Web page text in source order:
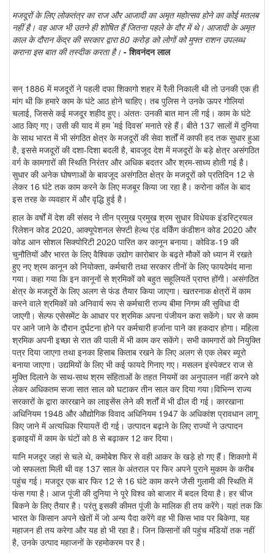
मजदूरों के लिए लोकतंत्र का राज और आजादी का अमृत महोत्सव होने का कोई मतलब
नहीं है। वह आज भी उतने ही शोषित हैं जितना पहले के दौर में थे। आजादी के अमृत
काल के दौरान केंद्र की सरकार द्वारा 80 करोड़ को लोगों को मुफ्त राशन उपलब्ध
कराना इस बात की तस्दीक करता है। - शिवनंदन लाल
सन् 1886 में मजदूरों ने पहली दफा शिकागो शहर में रैली निकाली थी तो उनकी एक ही
मांग थी कि हमारे काम के घंटे आठ होने चाहिए। तब पुलिस ने उनके ऊपर गोलियां
चलाई, जिससे कई मजदूर शहीद हुए। अंततः उनकी बात मान ली गई। काम के घंटे
आठ किए गए। उसी की याद में हम ’मई दिवस’ मनाते रहे हैं। बीते 137 सालों में दुनिया
के साथ भारत में भी संगठित क्षेत्र के मजदूरों की सेवा शर्तों में काफी हद तक सुधार हुआ
है, इससे मजदूरों की दशा-दिशा बदली है, बावजूद देश में मजदूरों के बड़े क्षेत्र असंगठित
वर्ग के कामगारों की स्थिति निरंतर और अधिक बदतर और श्रम-साध्य होती गई है।
सुधार की अनेक घोषणाओं के बावजूद असंगठित क्षेत्र के मजदूरों को प्रतिदिन 12 से
लेकर 16 घंटे तक काम करने के लिए मजबूर किया जा रहा है। करोना कॉल के बाद
इस तरह के व्यवहार में और वृद्धि हुई है।
हाल के वर्षों में देश की संसद ने तीन प्रमुख प्रमुख श्रम सुधार विधेयक इंडस्ट्रियल
रिलेशन कोड 2020, आक्यूपेशनल सेफ्टी हेल्थ एंड वर्किंग कंडीशन कोड 2020 और
कोड आन सोशल सिक्योरिटी 2020 पारित कर कानून बनाया। कोविड-19 की
चुनौतियों और भारत के लिए वैश्विक उद्योग कारोबार के बढ़ते मौकों को ध्यान में रखते
हुए नए श्रम कानून को नियोक्ता, कर्मचारी तथा सरकार तीनों के लिए फायदेमंद माना
गया। कहा गया कि इन कानूनों से श्रमिकों को बहुत सहूलियतें प्राप्त होंगी। असंगठित
क्षेत्र के मजदूरों के लिए अलग से फंड तैयार किया जाएगा। खतरनाक क्षेत्रों में काम
करने वाले श्रमिकों को अनिवार्य रूप से कर्मचारी राज्य बीमा निगम की सुविधा दी
जाएगी। सेल्फ एसेसमेंट के आधार पर श्रमिक अपना पंजीयन करा सकेंगे। घर से काम
पर आने जाने के दौरान दुर्घटना होने पर कर्मचारी हर्जाना पाने का हकदार होगा। महिला
श्रमिक अपनी इच्छा से रात की पाली में भी काम कर सकेंगे। सभी कामगारों को नियुक्ति
पत्र दिया जाएगा तथा इनका हिसाब किताब रखने के लिए अलग से एक लेबर ब्यूरो
बनाया जाएगा। उद्यमियों के लिए भी कई फायदे गिनाए गए। मसलन इंस्पेक्टर राज से
मुक्ति दिलाने के साथ-साथ श्रम संहिताओं के तहत नियमों का अनुपालन नहीं करने को
लेकर अधिकतम सजा सात साल को घटाकर तीन साल कर दिया गया।विभिन्न राज्य
सरकारों के द्वारा कारखाने का लाइसेंस लेने की शर्तों में भी ढील दी गई। कारखाना
अधिनियम 1948 और औद्योगिक विवाद अधिनियम 1947 के अधिकांश प्रावधान लागू
किए जाने में अत्यधिक रियायतें दी गई। उत्पादन बढ़ाने के लिए राज्यों ने उत्पादन
इकाइयों में काम के घंटों को 8 से बढ़ाकर 12 कर दिया।
यानि मजदूर जहां से चले थे, कमोबेश फिर से वही आकर के खड़े हो गए हैं। शिकागो में
जो सफलता मिली थी वह 137 साल के अंतराल पर फिर अपने पुराने मुकाम के करीब
पहुंच गई। मजदूर एक बार फिर 12 से 16 घंटे काम करने जैसी गुलामी की स्थिति में
फंस गया है। आज पूंजी की दुनिया ने पूरे विश्व को बाजार में बदल दिया है। हर चीज
बिकने के लिए तैयार है। परंतु इसकी कीमत पूंजी के मालिक ही तय करेंगे। यहां तक कि
भारत के किसान अपने खेतों में जो अन्य पैदा करेंगे वह भी किस भाव पर बिकेगा, यह
महाजन ही तय करेगा और यह हो भी रहा है। जिन किसानों की पहुंच मंडियों तक नहीं
है, उनके उत्पाद महाजनों के रहमोकरम पर है।